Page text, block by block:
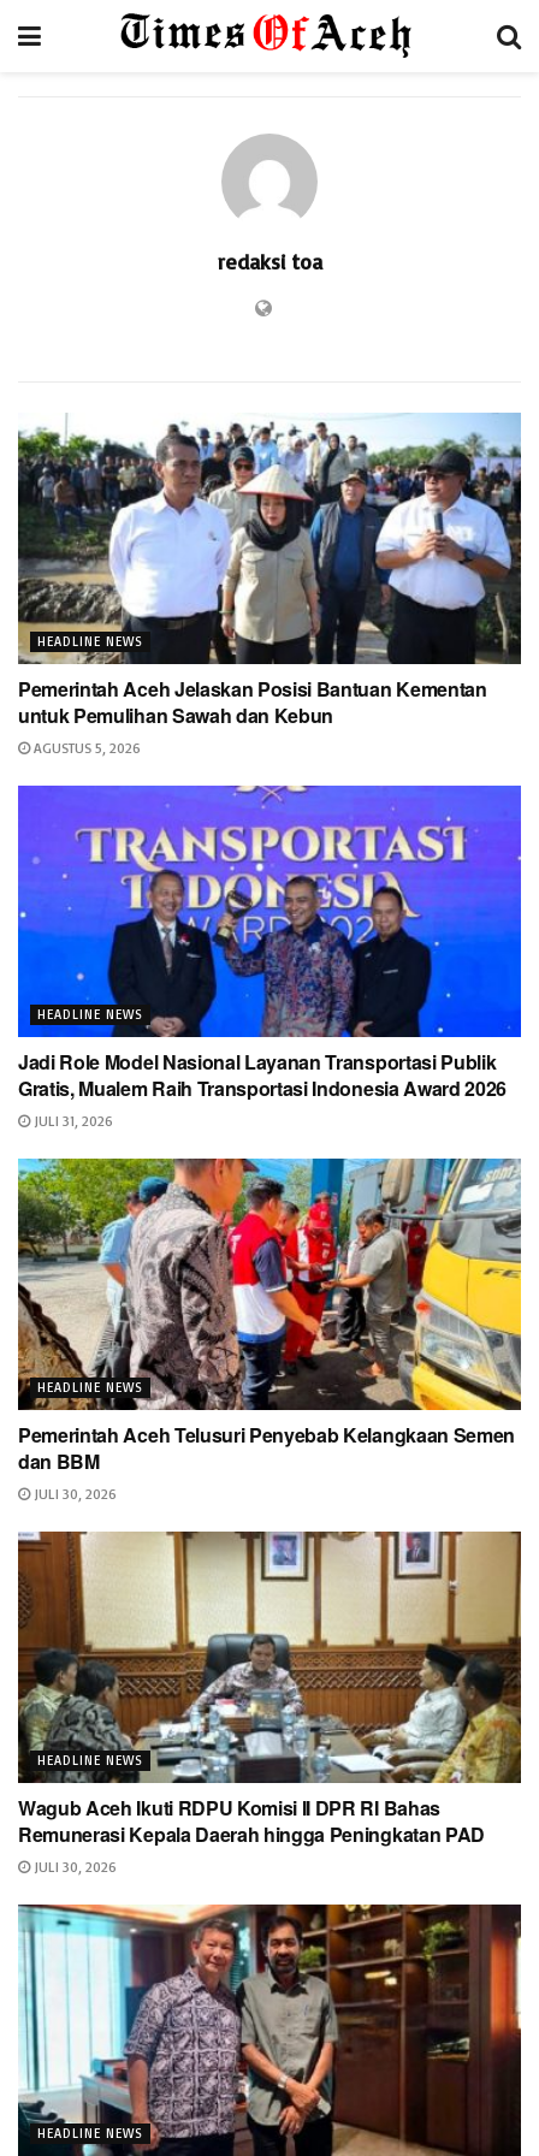
redaksi toa
HEADLINE NEWS
Pemerintah Aceh Jelaskan Posisi Bantuan Kementan
untuk Pemulihan Sawah dan Kebun
AGUSTUS 5, 2026
HEADLINE NEWS
Jadi Role Model Nasional Layanan Transportasi Publik
Gratis, Mualem Raih Transportasi Indonesia Award 2026
JULI 31, 2026
HEADLINE NEWS
Pemerintah Aceh Telusuri Penyebab Kelangkaan Semen
dan BBM
JULI 30, 2026
HEADLINE NEWS
Wagub Aceh Ikuti RDPU Komisi II DPR RI Bahas
Remunerasi Kepala Daerah hingga Peningkatan PAD
JULI 30, 2026
HEADLINE NEWS